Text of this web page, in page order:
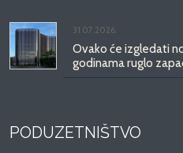
31.07.2026.
Ovako će izgledati
godinama ruglo
PODUZETNIŠTVO